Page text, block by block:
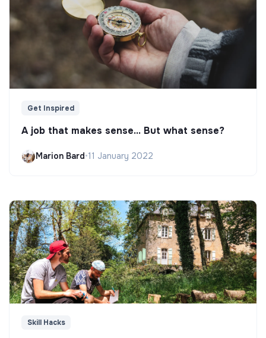
Get Inspired
A job that makes sense... But what sense?
Marion Bard•11 January 2022
Skill Hacks